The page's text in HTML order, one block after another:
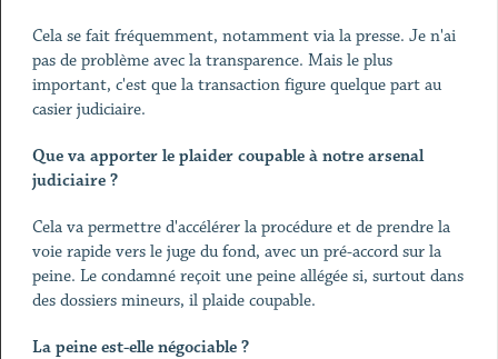
Cela se fait fréquemment, notamment via la presse. Je n'ai
pas de problème avec la transparence. Mais le plus
important, c'est que la transaction figure quelque part au
casier judiciaire.
Que va apporter le plaider coupable à notre arsenal
judiciaire ?
Cela va permettre d'accélérer la procédure et de prendre la
voie rapide vers le juge du fond, avec un pré-accord sur la
peine. Le condamné reçoit une peine allégée si, surtout dans
des dossiers mineurs, il plaide coupable.
La peine est-elle négociable ?